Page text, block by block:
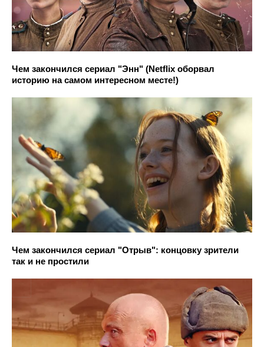
Чем закончился сериал "Энн" (Netflix оборвал
историю на самом интересном месте!)
Чем закончился сериал "Отрыв": концовку зрители
так и не простили